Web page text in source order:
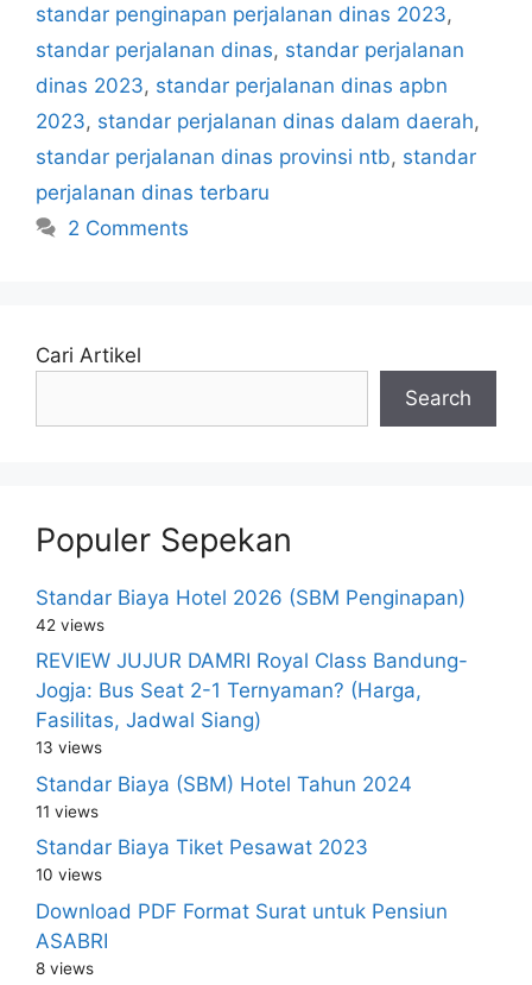
standar penginapan perjalanan dinas 2023,
standar perjalanan dinas, standar perjalanan
dinas 2023, standar perjalanan dinas apbn
2023, standar perjalanan dinas dalam daerah,
standar perjalanan dinas provinsi ntb, standar
perjalanan dinas terbaru
2 Comments
Cari Artikel
Search
Populer Sepekan
Standar Biaya Hotel 2026 (SBM Penginapan)
42 views
REVIEW JUJUR DAMRI Royal Class Bandung-
Jogja: Bus Seat 2-1 Ternyaman? (Harga,
Fasilitas, Jadwal Siang)
13 views
Standar Biaya (SBM) Hotel Tahun 2024
11 views
Standar Biaya Tiket Pesawat 2023
10 views
Download PDF Format Surat untuk Pensiun
ASABRI
8 views